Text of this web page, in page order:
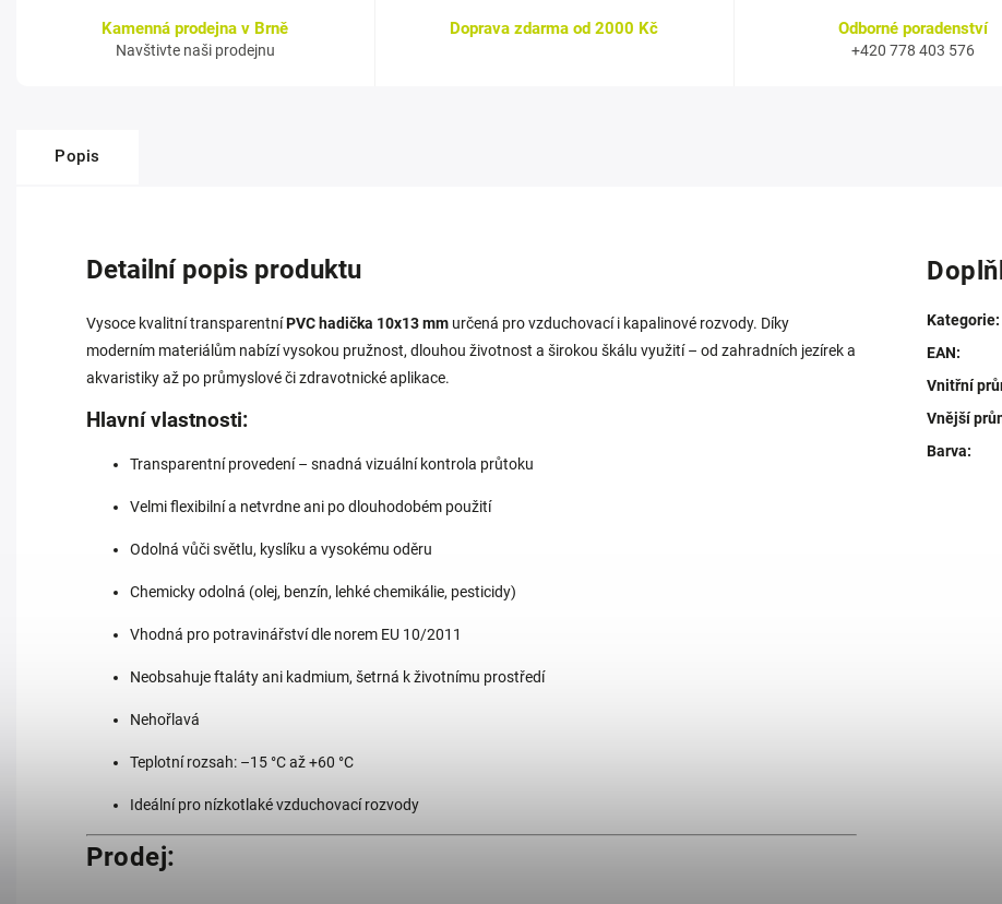
Kamenná prodejna v Brně
Navštivte naši prodejnu
Doprava zdarma od 2000 Kč Odborné poradenství
+420 778 403 576
Popis
Detailní popis produktu
Vysoce kvalitní transparentníPVC hadička 10x13 mm určená pro vzduchovací i kapalinové rozvody. Díky
moderním materiálům nabízí vysokou pružnost, dlouhou životnost a širokou škálu využití – od zahradních jezírek a
akvaristiky až po průmyslové či zdravotnické aplikace.
Hlavní vlastnosti:
Transparentní provedení – snadná vizuální kontrola průtoku
Velmi flexibilní a netvrdne ani po dlouhodobém použití
Odolná vůči světlu, kyslíku a vysokému oděru
Chemicky odolná (olej, benzín, lehké chemikálie, pesticidy)
Vhodná pro potravinářství dle norem EU 10/2011
Neobsahuje ftaláty ani kadmium, šetrná k životnímu prostředí
Nehořlavá
Teplotní rozsah: –15 °C až +60 °C
Ideální pro nízkotlaké vzduchovací rozvody
Prodej:
Kategorie:
EAN:
Vnitřní
Vnější
Barva: